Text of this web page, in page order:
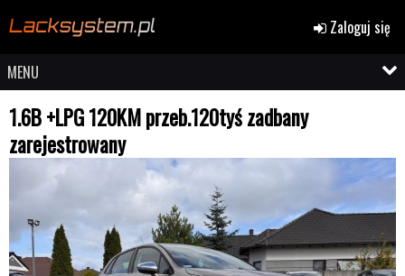
Zaloguj się
MENU
1.6B +LPG 120KM przeb.120tyś zadbany
zarejestrowany